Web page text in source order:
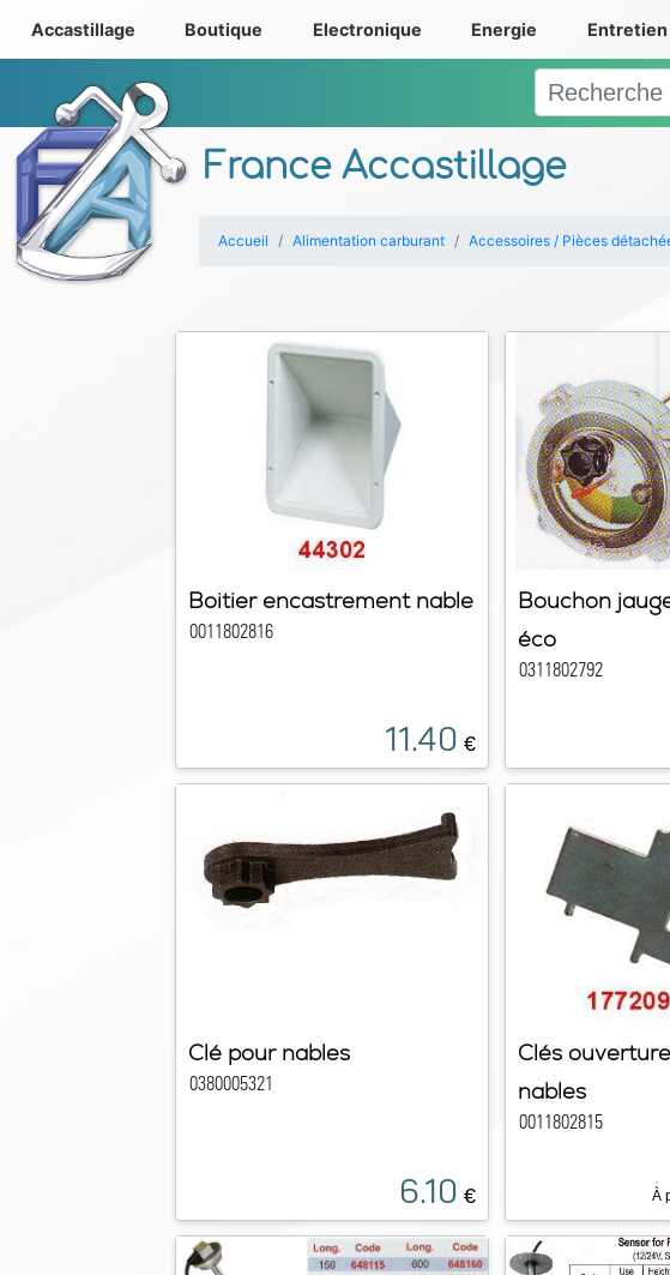
France Accastillage
Accastillage Boutique Electronique Energie Entretien
Accueil Alimentation carburant Accessoires / Pièces
Boitier encastrement nable
0011802816
11.40 €
Bouchon
éco
0311802792
Clé pour nables
0380005321
6.10 €
Clés
nables
0011802815
À